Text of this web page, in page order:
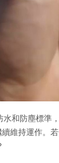
水和防塵標準
維持運作。